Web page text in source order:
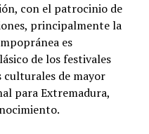
con el patrocinio de
principalmente la
es
de los festivales
culturales de mayor
para Extremadura,